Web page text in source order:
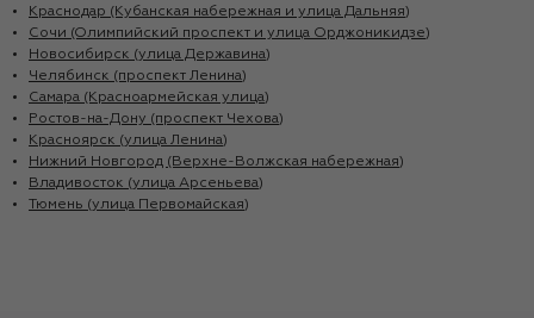
Краснодар (Кубанская набережная и улица Дальняя)
Сочи (Олимпийский проспект и улица Орджоникидзе)
Новосибирск (улица Державина)
Челябинск (проспект Ленина)
Самара (Красноармейская улица)
Ростов-на-Дону (проспект Чехова)
Красноярск (улица Ленина)
Нижний Новгород (Верхне-Волжская набережная)
Владивосток (улица Арсеньева)
Тюмень (улица Первомайская)